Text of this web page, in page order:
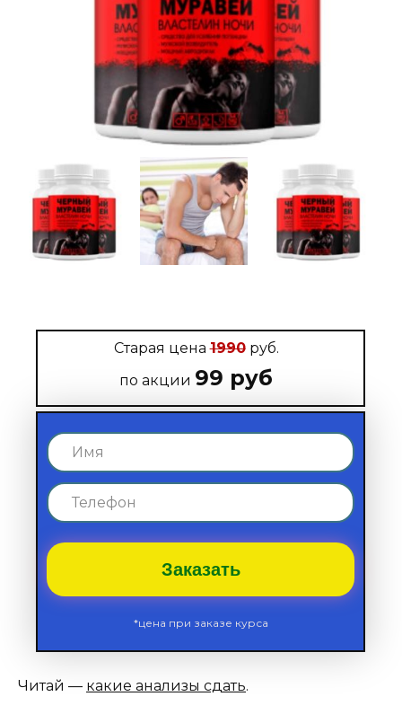
Старая цена1990руб.
по акции 99 руб
Заказать
*цена при заказе курса
Читай — какие анализы сдать.